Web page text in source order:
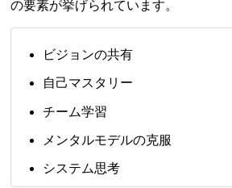
の要素が挙げられています。
ビジョンの共有
自己マスタリー
チーム学習
メンタルモデルの克服
システム思考